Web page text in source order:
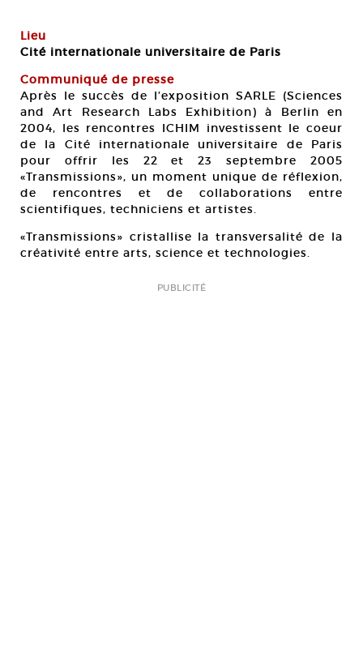
Lieu
Cité internationale universitaire de Paris
Communiqué de presse
Après le succès de l’exposition SARLE (Sciences
and Art Research Labs Exhibition) à Berlin en
2004, les rencontres ICHIM investissent le coeur
de la Cité internationale universitaire de Paris
pour offrir les 22 et 23 septembre 2005
«Transmissions», un moment unique de réflexion,
de rencontres et de collaborations entre
scientifiques, techniciens et artistes.
«Transmissions» cristallise la transversalité de la
créativité entre arts, science et technologies.
PUBLICITÉ